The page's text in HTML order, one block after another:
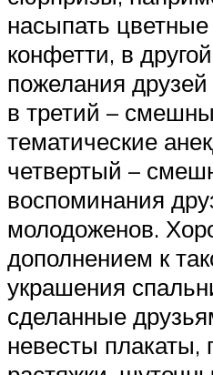
насыпать цветные
конфетти, в
пожелания
в третий –
тематические
четвертый –
воспоминания
молодоженов.
дополнением к
украшения
сделанные
невесты плакаты,